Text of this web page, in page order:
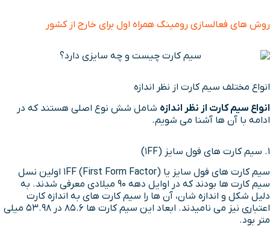
روش های فعالسازی رومینگ همراه اول برای خارج از کشور
انواع مختلف سیم کارت از نظر اندازه
انواع سیم کارت از نظر اندازه شامل شش نوع اصلی هستند که در
ادامه با آن ها آشنا می شویم.
۱. سیم کارت های فول سایز (1FF)
سیم کارت های فول سایز یا 1FF (First Form Factor) اولین نسل
سیم کارت ها بودند که در اوایل دهه ۹۰ میلادی معرفی شدند. به
دلیل شکل و اندازه شان، آن ها را سیم کارت های به اندازه کارت
اعتباری نیز می نامیدند. ابعاد این سیم کارت ها ۸۵.۶ در ۵۳.۹۸ میلی
متر بود.